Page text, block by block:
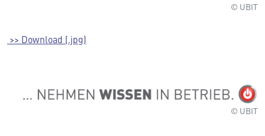
© UBIT
>> Download (.jpg)
© UBIT